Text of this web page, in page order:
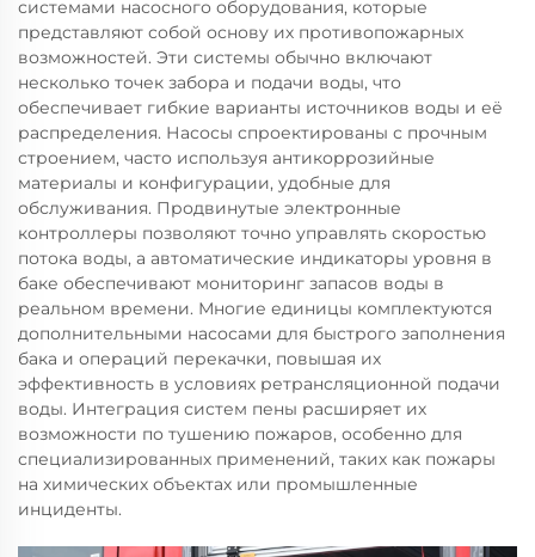
системами насосного оборудования, которые
представляют собой основу их противопожарных
возможностей. Эти системы обычно включают
несколько точек забора и подачи воды, что
обеспечивает гибкие варианты источников воды и её
распределения. Насосы спроектированы с прочным
строением, часто используя антикоррозийные
материалы и конфигурации, удобные для
обслуживания. Продвинутые электронные
контроллеры позволяют точно управлять скоростью
потока воды, а автоматические индикаторы уровня в
баке обеспечивают мониторинг запасов воды в
реальном времени. Многие единицы комплектуются
дополнительными насосами для быстрого заполнения
бака и операций перекачки, повышая их
эффективность в условиях ретрансляционной подачи
воды. Интеграция систем пены расширяет их
возможности по тушению пожаров, особенно для
специализированных применений, таких как пожары
на химических объектах или промышленные
инциденты.